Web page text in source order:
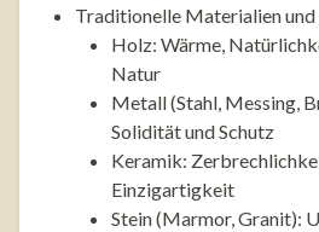
Traditionelle Materialien
Holz: Wärme,
Natur
Metall (Stahl, Messing,
Solidität und Schutz
Keramik:
Einzigartigkeit
Stein (Marmor, Granit):